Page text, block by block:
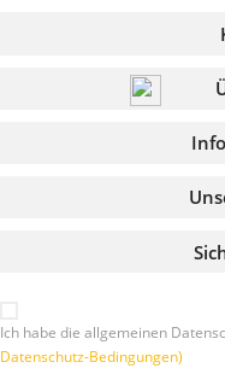
Ich habe die allgemeinen
Datenschutz-Bedingungen)